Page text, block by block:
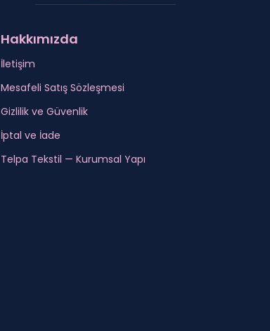
Hakkımızda
İletişim
Mesafeli Satış Sözleşmesi
Gizlilik ve Güvenlik
İptal ve İade
Telpa Tekstil — Kurumsal Yapı